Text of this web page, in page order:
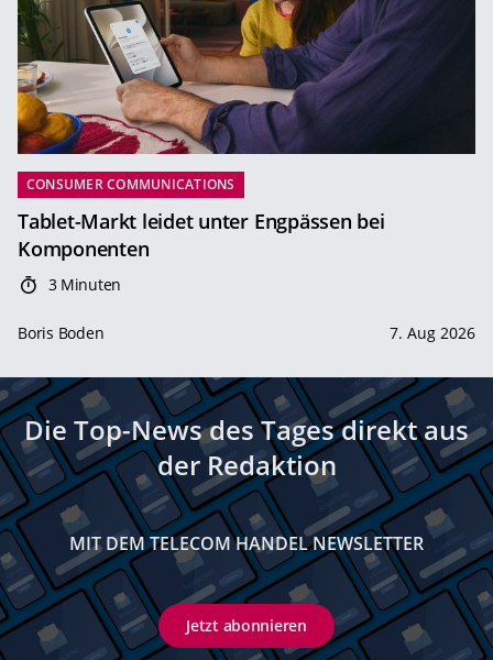
CONSUMER COMMUNICATIONS
Tablet-Markt leidet unter Engpässen bei
Komponenten
3 Minuten
Boris Boden 7. Aug 2026
Die Top-News des Tages direkt aus
der Redaktion
MIT DEM TELECOM HANDEL NEWSLETTER
Jetzt abonnieren